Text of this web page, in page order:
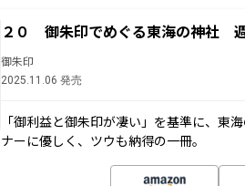
２０ 御朱印でめぐる東海の神社
御朱印
2025.11.06 発売
「御利益と御朱印が凄い」を基準に、東
ナーに優しく、ツウも納得の一冊。